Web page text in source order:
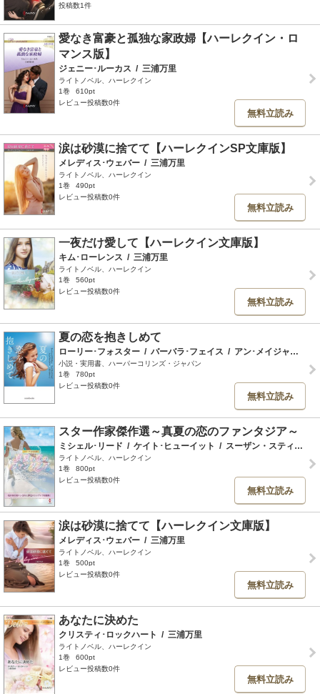
投稿数1件
愛なき富豪と孤独な家政婦【ハーレクイン・ロ
マンス版】
ジェニー･ルーカス / 三浦万里
ライトノベル、ハーレクイン
1巻
610pt
レビュー投稿数0件
無料立読み
涙は砂漠に捨てて【ハーレクインSP文庫版】
メレディス･ウェバー / 三浦万里
ライトノベル、ハーレクイン
1巻
490pt
レビュー投稿数0件
無料立読み
一夜だけ愛して【ハーレクイン文庫版】
キム･ローレンス / 三浦万里
ライトノベル、ハーレクイン
1巻
560pt
レビュー投稿数0件
無料立読み
夏の恋を抱きしめて
ローリー･フォスター / バーバラ･フェイス / アン･メイジャー
小説・実用書、ハーパーコリンズ・ジャパン
1巻
780pt
レビュー投稿数0件
無料立読み
スター作家傑作選～真夏の恋のファンタジア～
ミシェル･リード / ケイト･ヒューイット / スーザン・スティーヴンス
ライトノベル、ハーレクイン
1巻
800pt
レビュー投稿数0件
無料立読み
涙は砂漠に捨てて【ハーレクイン文庫版】
メレディス･ウェバー / 三浦万里
ライトノベル、ハーレクイン
1巻
500pt
レビュー投稿数0件
無料立読み
あなたに決めた
クリスティ･ロックハート / 三浦万里
ライトノベル、ハーレクイン
1巻
600pt
レビュー投稿数0件
無料立読み